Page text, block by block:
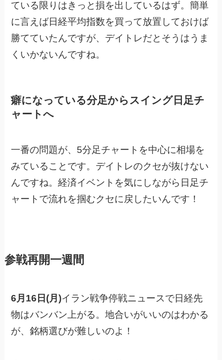
ている限りはきっと損を出しているはず。簡単
に言えば日経平均指数を買って放置しておけば
勝てていたんですが、デイトレだとそうはうま
くいかないんですね。
癖になっている分足からスイング日足チ
ャートへ
一番の問題が、5分足チャートを中心に相場を
みていることです。デイトレのクセが抜けない
んですね。経済イベントを気にしながら日足チ
ャートで流れを掴むクセに戻したいんです！
参戦再開一週間
6月16日(月)イラン戦争停戦ニュースで日経先
物はバンバン上がる。地合いがいいのはわかる
が、銘柄選びが難しいのよ！